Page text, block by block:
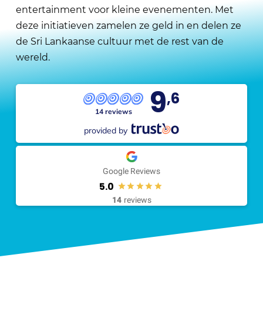
entertainment voor kleine evenementen. Met
deze initiatieven zamelen ze geld in en delen ze
de Sri Lankaanse cultuur met de rest van de
wereld.
14 reviews 9,6
provided by
Google Reviews
5.0
14 reviews